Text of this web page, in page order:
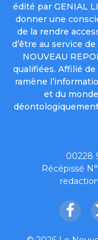
édité par GENIAL
donner une
de la rendre
d’être au service
NOUVEAU
qualifiées. Affilié de
ramène
et du
00228
Récépissé